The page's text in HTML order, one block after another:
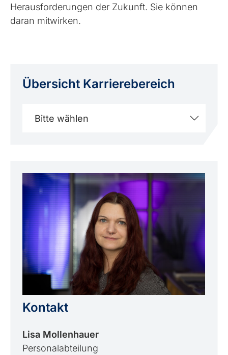
Heraus­forderungen der Zukunft. Sie können
daran mitwirken.
Übersicht Karriere­bereich
Bitte wählen
Kontakt
Lisa Mollenhauer
Personalabteilung